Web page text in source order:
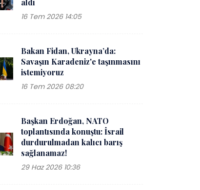
16 Tem 2026 14:05
Bakan Fidan, Ukrayna’da:
Savaşın Karadeniz'e taşınmasını
istemiyoruz
16 Tem 2026 08:20
Başkan Erdoğan, NATO
toplantısında konuştu: İsrail
durdurulmadan kalıcı barış
sağlanamaz!
29 Haz 2026 10:36